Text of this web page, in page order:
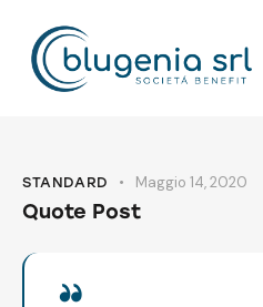
STANDARD Maggio 14, 2020
Quote Post